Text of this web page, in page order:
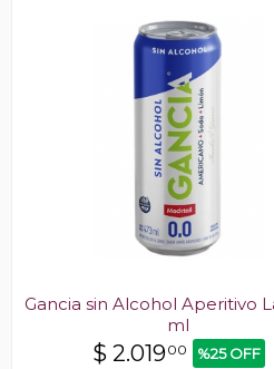
Gancia sin Alcohol Aperitivo
ml
$ 2.01900 %25 OFF